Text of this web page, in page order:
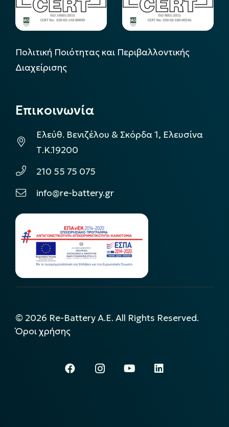
Πολιτική Ποιότητας και Περιβαλλοντικής
Διαχείρισης
Επικοινωνία
Ελεύθ. Βενιζέλου & Σκόρδα 1, Ελευσίνα
Τ.Κ.19200
210 55 75 075
info@re-battery.gr
© 2026 Re-Battery A.E. All Rights Reserved.
Όροι χρήσης